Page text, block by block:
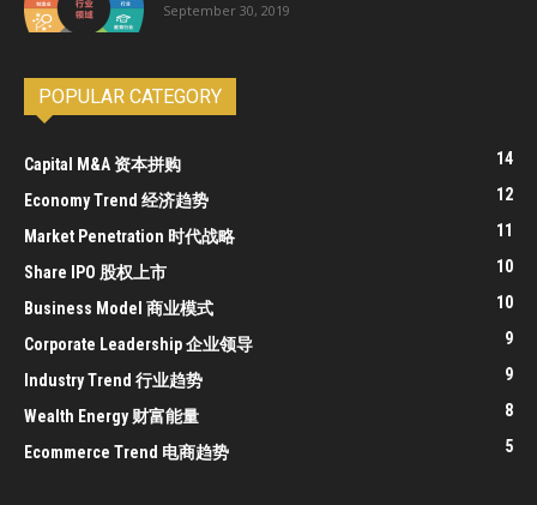
September 30, 2019
POPULAR CATEGORY
Capital M&A 资本拼购 14
Economy Trend 经济趋势 12
Market Penetration 时代战略 11
Share IPO 股权上市 10
Business Model 商业模式 10
Corporate Leadership 企业领导 9
Industry Trend 行业趋势 9
Wealth Energy 财富能量 8
Ecommerce Trend 电商趋势 5